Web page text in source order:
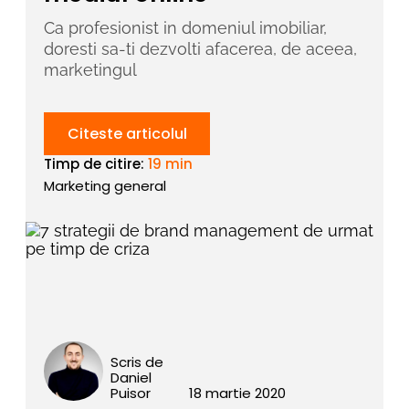
Ca profesionist in domeniul imobiliar,
doresti sa-ti dezvolti afacerea, de aceea,
marketingul
Citeste articolul
Timp de citire:19 min
Marketing general
Scris de
Daniel
Puisor
18 martie 2020